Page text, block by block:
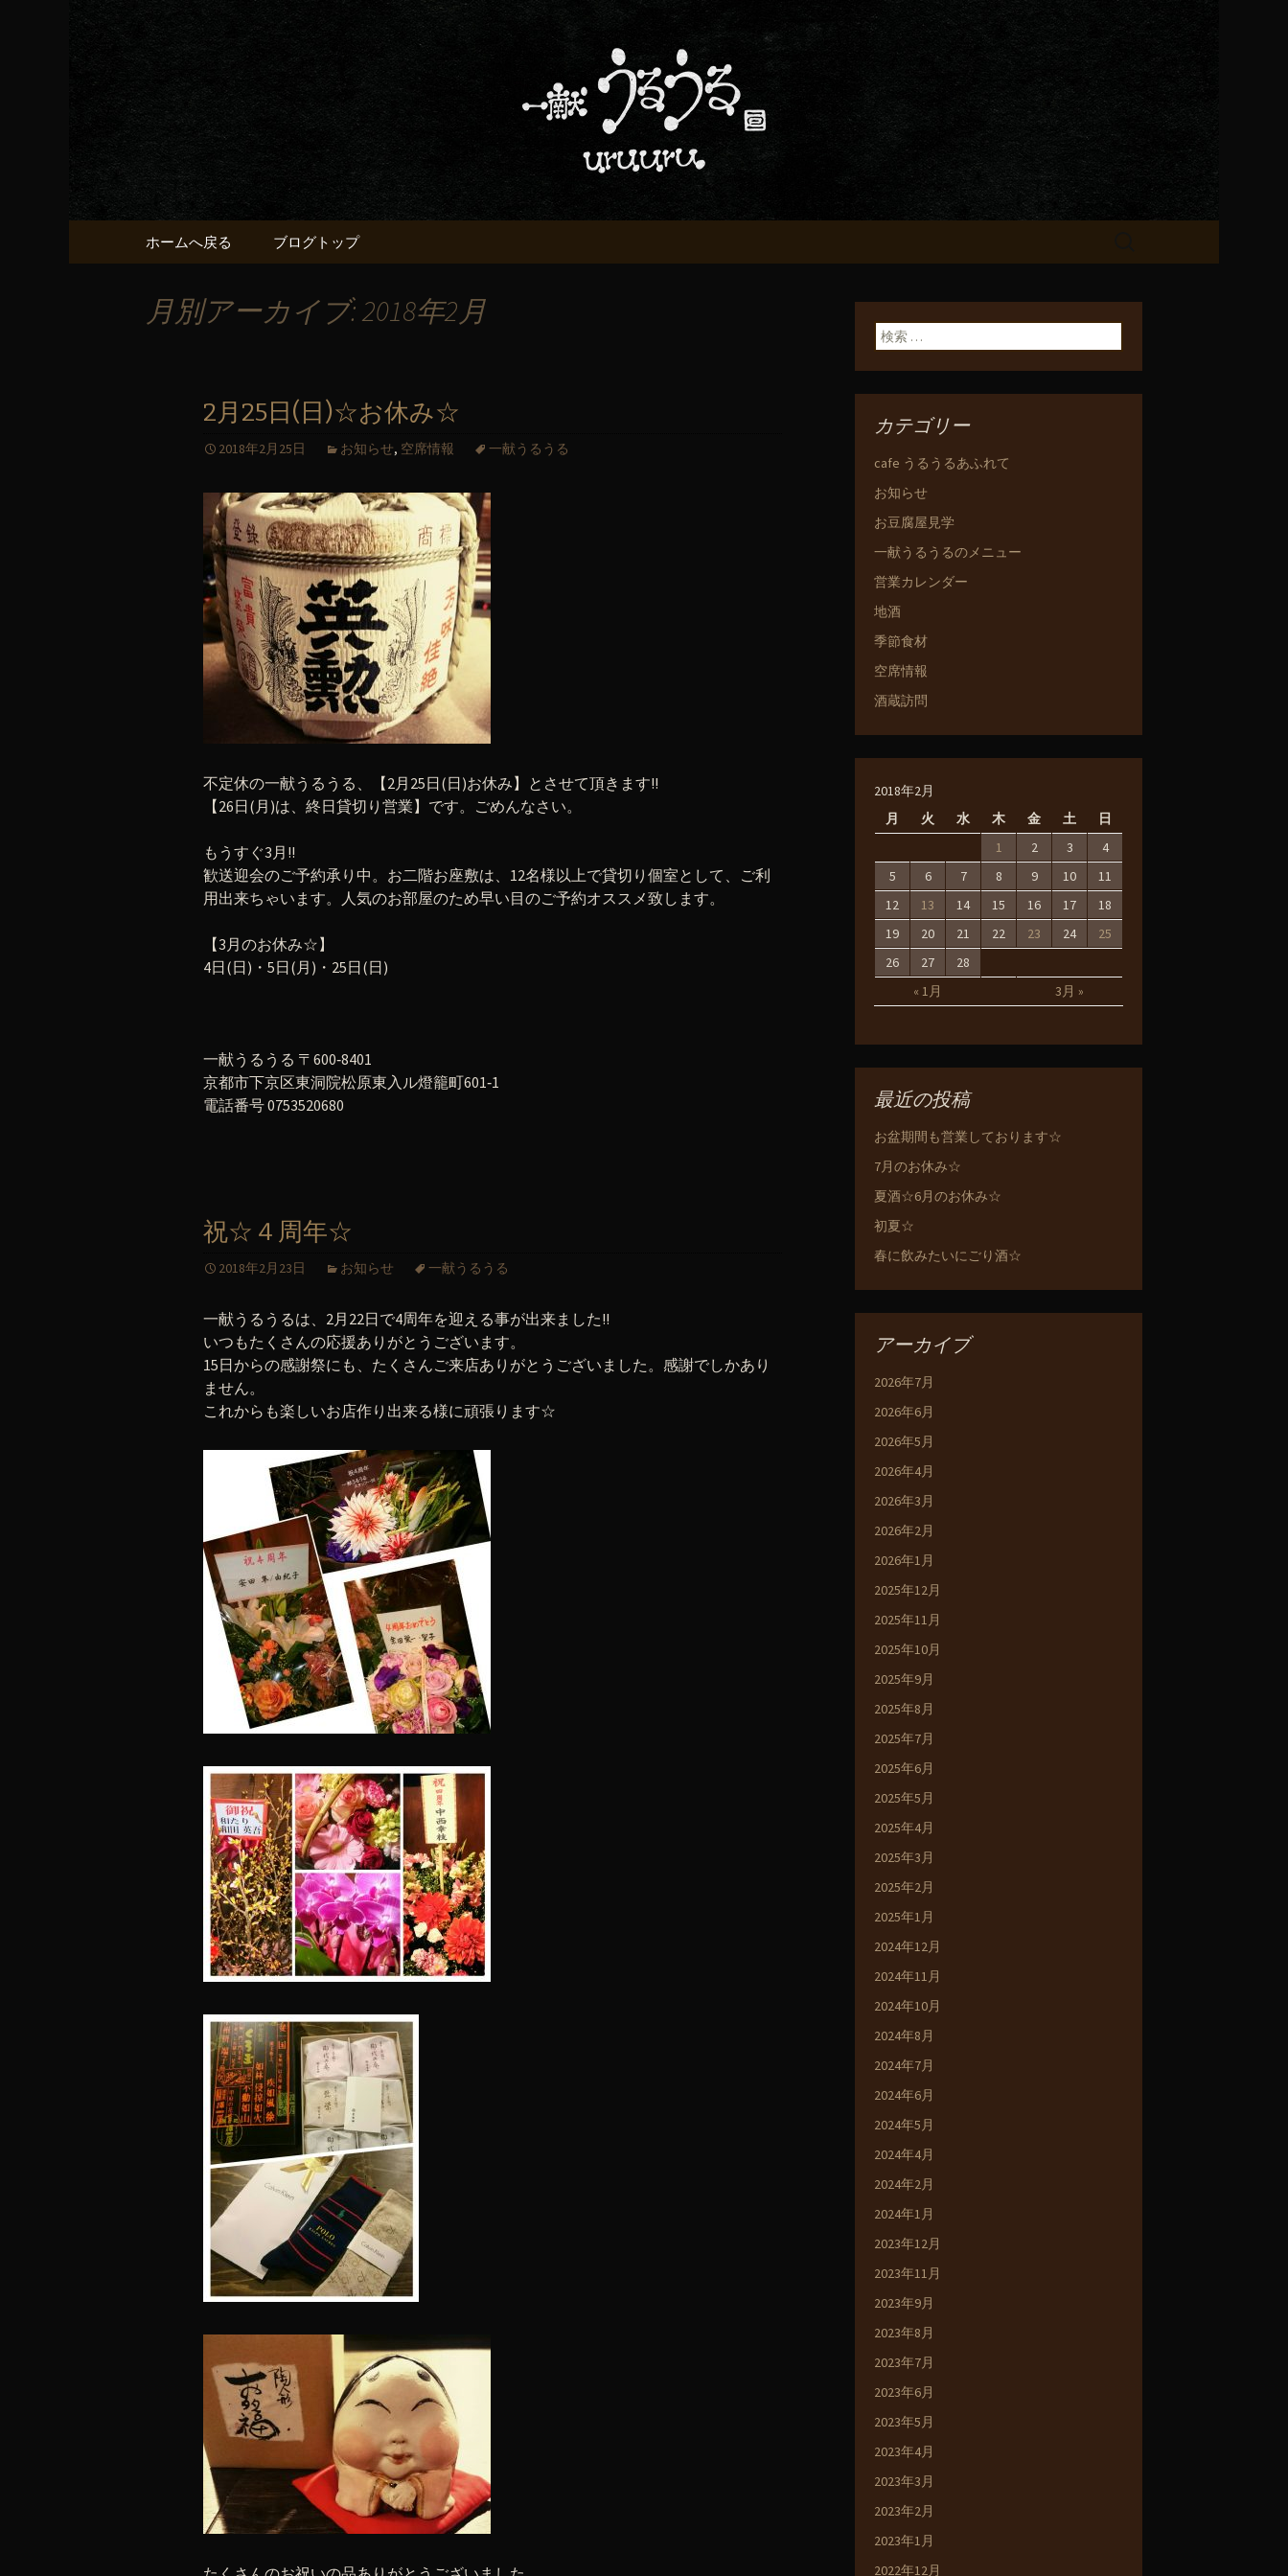
京都・五条でおいしい地酒が飲める「一
献うるうる」のブログ
京都・五条烏丸の町屋居酒屋「一献うるうる」からのお知らせ
コンテンツへ移動
ホームへ戻る ブログトップ
月別アーカイブ: 2018年2月
2月25日(日)☆お休み☆
2018年2月25日 お知らせ, 空席情報 一献うるうる
不定休の一献うるうる、【2月25日(日)お休み】とさせて頂きます!!
【26日(月)は、終日貸切り営業】です。ごめんなさい。
もうすぐ3月!!
歓送迎会のご予約承り中。お二階お座敷は、12名様以上で貸切り個室として、ご利
用出来ちゃいます。人気のお部屋のため早い目のご予約オススメ致します。
【3月のお休み☆】
4日(日)・5日(月)・25日(日)
一献うるうる 〒600‐8401
京都市下京区東洞院松原東入ル燈籠町601‐1
電話番号 0753520680
祝☆４周年☆
2018年2月23日 お知らせ 一献うるうる
一献うるうるは、2月22日で4周年を迎える事が出来ました!!
いつもたくさんの応援ありがとうございます。
15日からの感謝祭にも、たくさんご来店ありがとうございました。感謝でしかあり
ません。
これからも楽しいお店作り出来る様に頑張ります☆
検索:
カテゴリー
cafe うるうるあふれて
お知らせ
お豆腐屋見学
一献うるうるのメニュー
営業カレンダー
地酒
季節食材
空席情報
酒蔵訪問
2018年2月
月
火 水 木 金 土 日
« 1月 3月 »
1 2 3
4
5
6 7 8 9 10
11
12
13 14 15 16 17
18
19
20 21 22 23 24
25
26
27 28
最近の投稿
お盆期間も営業しております☆
7月のお休み☆
夏酒☆6月のお休み☆
初夏☆
春に飲みたいにごり酒☆
アーカイブ
2026年7月
2026年6月
2026年5月
2026年4月
2026年3月
2026年2月
2026年1月
2025年12月
2025年11月
2025年10月
2025年9月
2025年8月
2025年7月
2025年6月
2025年5月
2025年4月
2025年3月
2025年2月
2025年1月
2024年12月
2024年11月
2024年10月
2024年8月
2024年7月
2024年6月
2024年5月
2024年4月
2024年2月
2024年1月
2023年12月
2023年11月
2023年9月
2023年8月
2023年7月
2023年6月
2023年5月
2023年4月
2023年3月
2023年2月
2023年1月
2022年12月